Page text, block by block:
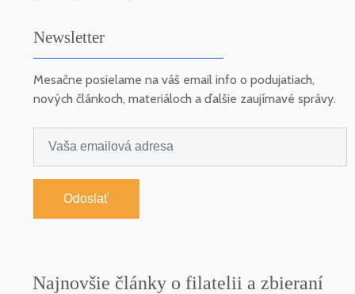
Newsletter
Mesačne posielame na váš email info o podujatiach,
nových článkoch, materiáloch a ďalšie zaujímavé správy.
Odoslať
Najnovšie články o filatelii a zbieraní